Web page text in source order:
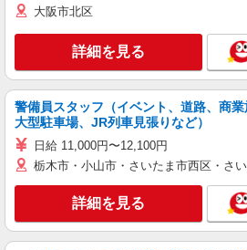
大阪市北区
詳細を見る
警備員スタッフ（イベント、道路、商業
大型駐車場、JR列車見張りなど）
日給 11,000円〜12,100円
栃木市・小山市・さいたま市西区・さ
詳細を見る